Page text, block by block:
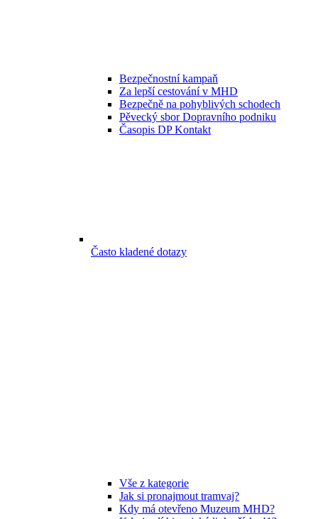
Bezpečnostní kampaň
Za lepší cestování v MHD
Bezpečně na pohyblivých schodech
Pěvecký sbor Dopravního podniku
Časopis DP Kontakt
Často kladené dotazy
Vše z kategorie
Jak si pronajmout tramvaj?
Kdy má otevřeno Muzeum MHD?